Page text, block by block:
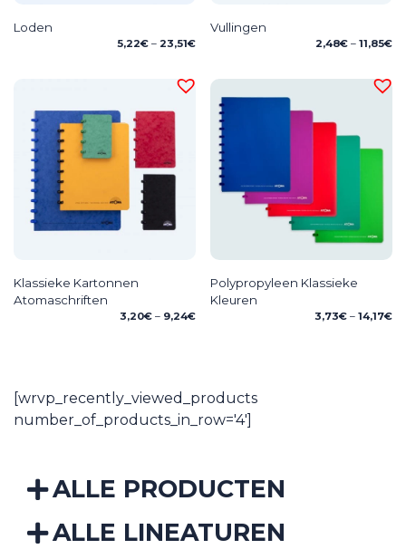
Loden
5,22€ – 23,51€Price
through
23,51€
Vullingen
2,48€ – 11,85€
Klassieke Kartonnen
Atomaschriften
3,20€ – 9,24€Price
Polypropyleen Klassieke
Kleuren
3,73€ – 14,17€
[wrvp_recently_viewed_products
number_of_products_in_row='4']
ALLE PRODUCTEN
ALLE LINEATUREN